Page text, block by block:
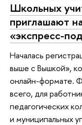
Школьных
приглашают
«экспресс-
Началась
выше с Вышкой»,
онлайн-формате.
всего, для
педагогических
и муниципальных